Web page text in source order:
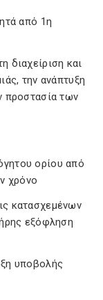
από 1η
διαχείριση και
την ανάπτυξη
προστασία των
ορίου από
χρόνο
κατασχεμένων
εξόφληση
υποβολής